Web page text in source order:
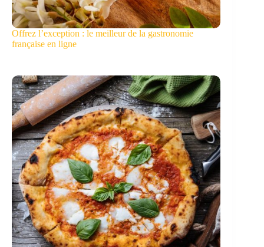
Offrez l’exception : le meilleur de la gastronomie
française en ligne